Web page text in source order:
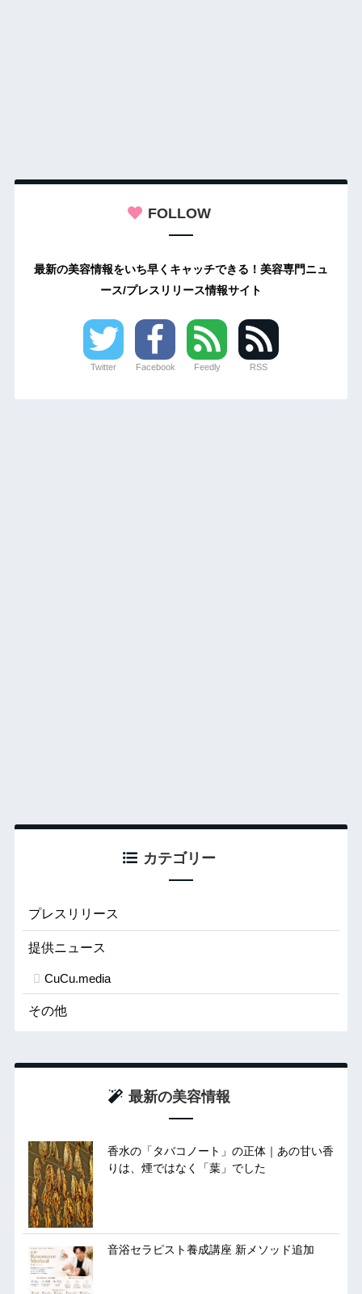
FOLLOW
最新の美容情報をいち早くキャッチできる！美容専門ニュ
ース/プレスリリース情報サイト
Twitter Facebook Feedly RSS
カテゴリー
プレスリリース
提供ニュース
CuCu.media
その他
最新の美容情報
香水の「タバコノート」の正体｜あの甘い香
りは、煙ではなく「葉」でした
音浴セラピスト養成講座 新メソッド追加